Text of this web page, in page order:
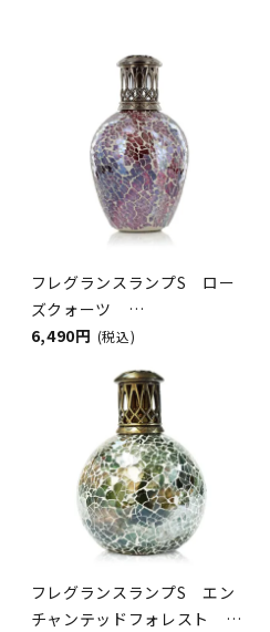
フレグランスランプS ロー
ズクォーツ
ASHLEIGH&BURWOOD（ア
6,490円 (税込)
フレグランスランプS エン
チャンテッドフォレスト